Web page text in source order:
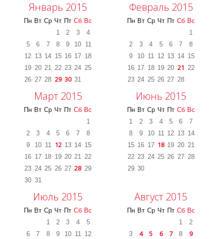
Январь 2015
Пн Вт Ср Чт Пт Сб Вс
1
2 3
4
5
6 7 8 9 10 11
12 13 14 15 16 17 18
19 20 21 22 23 24 25
26 27 28 29 30 31
Февраль 2015
Пн Вт Ср Чт Пт Сб Вс
1
2
3 4 5 6 7
8
9
10 11 12 13 14 15
16 17 18 19 20 21 22
23 24 25 26 27 28
Март 2015
Пн Вт Ср Чт Пт Сб Вс
1
2
3 4 5 6 7
8
9
10 11 12 13 14 15
16 17 18 19 20 21 22
23 24 25 26 27 28 29
30 31
Июнь 2015
Пн Вт Ср Чт Пт Сб Вс
1
2 3 4 5 6
7
8
9 10 11 12 13 14
15 16 17 18 19 20 21
22 23 24 25 26 27 28
29 30
Июль 2015
Пн Вт Ср Чт Пт Сб Вс
1
2 3 4
5
6
7 8 9 10 11 12
Август 2015
Пн Вт Ср Чт Пт Сб Вс
1
2
3
4 5 6 7 8 9